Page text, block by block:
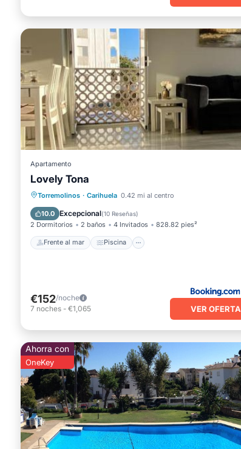
Apartamento
Lovely Tona
Torremolinos · Carihuela 0.42 mi al centro
10.0 Excepcional(10 Reseñas)
2 Dormitorios 2 baños 4 Invitados 828.82 pies²
Frente al mar Piscina
Frente al mar Piscina
Balcón/Terraza
€152/noche
7 noches - €1,065 VER OFERTA
Ahorra con
OneKey